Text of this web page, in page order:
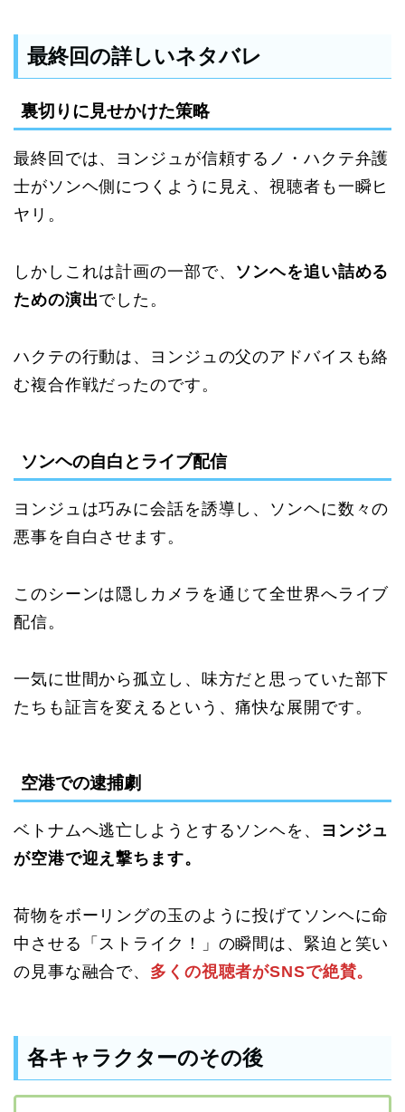
最終回の詳しいネタバレ
裏切りに見せかけた策略
最終回では、ヨンジュが信頼するノ・ハクテ弁護
士がソンヘ側につくように見え、視聴者も一瞬ヒ
ヤリ。
しかしこれは計画の一部で、 ソンヘを追い詰める
ための演出でした。
ハクテの行動は、ヨンジュの父のアドバイスも絡
む複合作戦だったのです。
ソンヘの自白とライブ配信
ヨンジュは巧みに会話を誘導し、ソンヘに数々の
悪事を自白させます。
このシーンは隠しカメラを通じて全世界へライブ
配信。
一気に世間から孤立し、味方だと思っていた部下
たちも証言を変えるという、痛快な展開です。
空港での逮捕劇
ベトナムへ逃亡しようとするソンヘを、
ヨンジュ
が空港で迎え撃ちます。
荷物をボーリングの玉のように投げてソンヘに命
中させる「ストライク！」の瞬間は、緊迫と笑い
の見事な融合で、 多くの視聴者がSNSで絶賛。
各キャラクターのその後